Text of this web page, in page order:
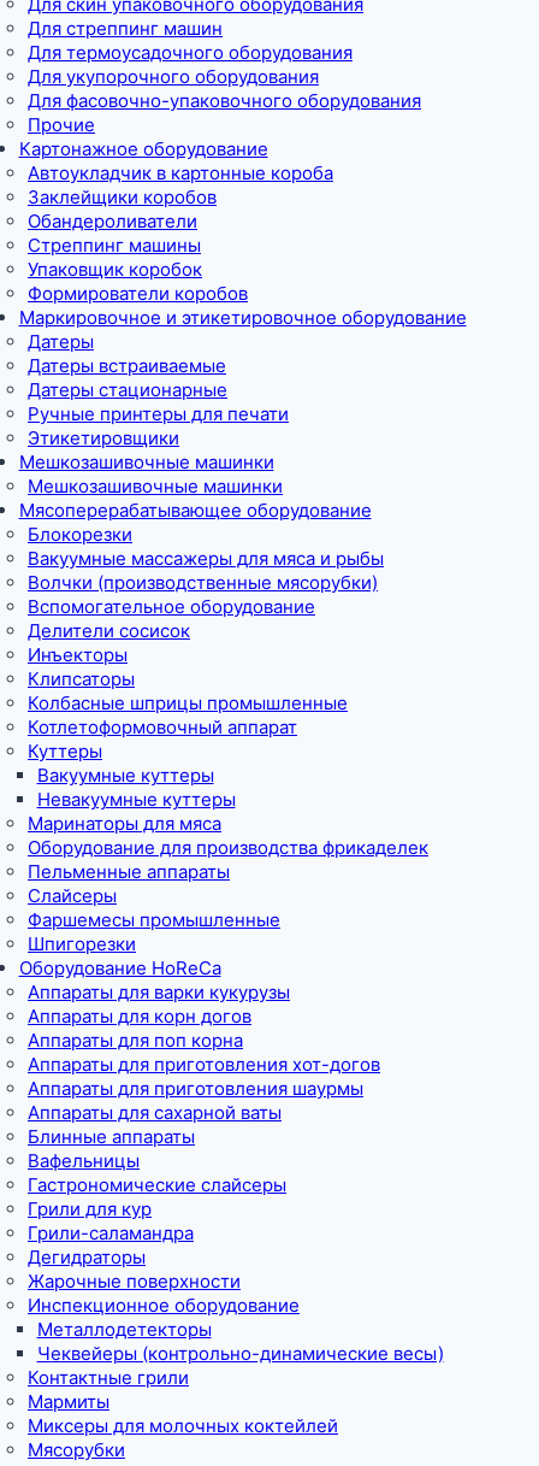
Для стреппинг машин
Для термоусадочного оборудования
Для укупорочного оборудования
Для фасовочно-упаковочного оборудования
Прочие
Картонажное оборудование
Автоукладчик в картонные короба
Заклейщики коробов
Обандероливатели
Стреппинг машины
Упаковщик коробок
Формирователи коробов
Маркировочное и этикетировочное оборудование
Датеры
Датеры встраиваемые
Датеры стационарные
Ручные принтеры для печати
Этикетировщики
Мешкозашивочные машинки
Мешкозашивочные машинки
Мясоперерабатывающее оборудование
Блокорезки
Вакуумные массажеры для мяса и рыбы
Волчки (производственные мясорубки)
Вспомогательное оборудование
Делители сосисок
Инъекторы
Клипсаторы
Колбасные шприцы промышленные
Котлетоформовочный аппарат
Куттеры
Вакуумные куттеры
Невакуумные куттеры
Маринаторы для мяса
Оборудование для производства фрикаделек
Пельменные аппараты
Слайсеры
Фаршемесы промышленные
Шпигорезки
Оборудование HoReCa
Аппараты для варки кукурузы
Аппараты для корн догов
Аппараты для поп корна
Аппараты для приготовления хот-догов
Аппараты для приготовления шаурмы
Аппараты для сахарной ваты
Блинные аппараты
Вафельницы
Гастрономические слайсеры
Грили для кур
Грили-саламандра
Дегидраторы
Жарочные поверхности
Инспекционное оборудование
Металлодетекторы
Чеквейеры (контрольно-динамические весы)
Контактные грили
Мармиты
Миксеры для молочных коктейлей
Мясорубки